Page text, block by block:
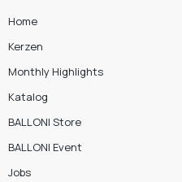
Home
Kerzen
Monthly Highlights
Katalog
BALLONI Store
BALLONI Event
Jobs